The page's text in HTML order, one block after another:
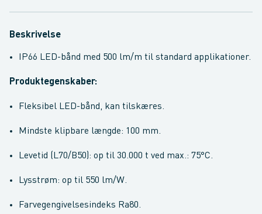
Beskrivelse
IP66 LED-bånd med 500 lm/m til standard applikationer.
Produktegenskaber:
Fleksibel LED-bånd, kan tilskæres.
Mindste klipbare længde: 100 mm.
Levetid (L70/B50): op til 30.000 t ved max.: 75°C.
Lysstrøm: op til 550 lm/W.
Farvegengivelsesindeks Ra80.